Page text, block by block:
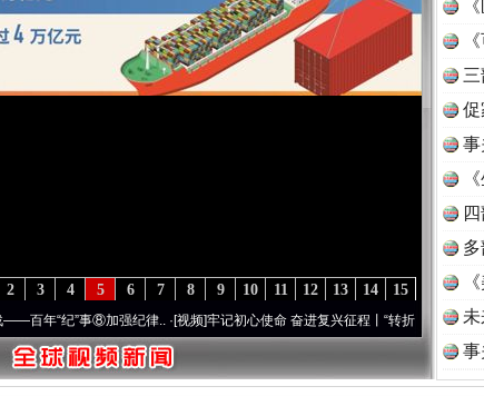
15
14
13
12
11
10
9
8
7
6
5
4
3
2
纪”事⑧加强纪律..·[视频]牢记初心使命 奋进复兴征程丨“转折之城”激荡.. ·[视频]
促
事
读